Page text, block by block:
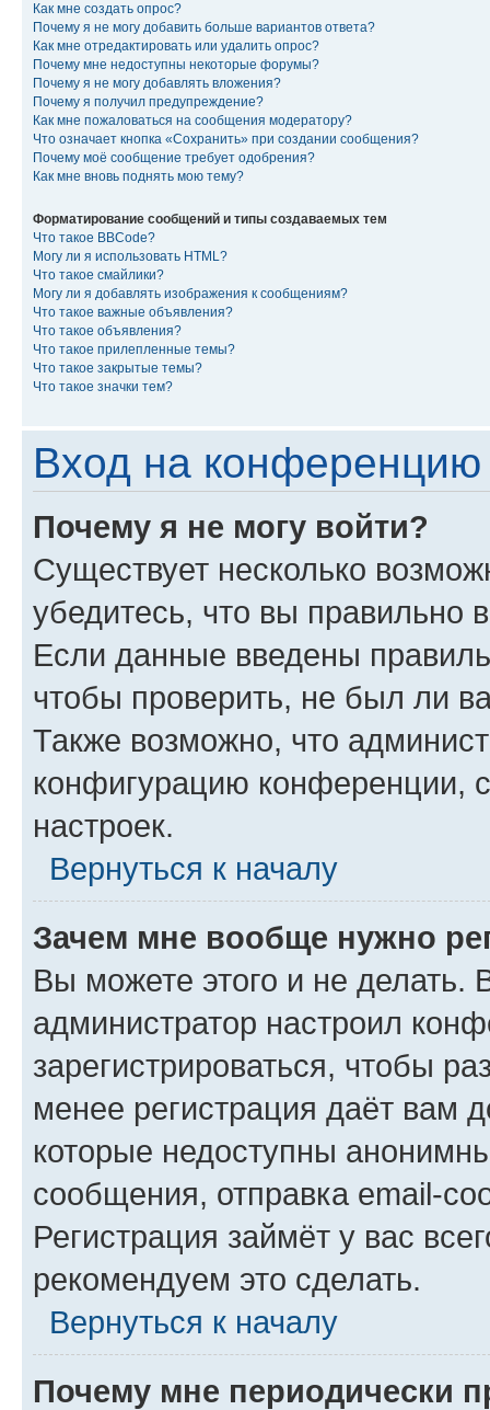
Как мне создать опрос?
Почему я не могу добавить больше вариантов ответа?
Как мне отредактировать или удалить опрос?
Почему мне недоступны некоторые форумы?
Почему я не могу добавлять вложения?
Почему я получил предупреждение?
Как мне пожаловаться на сообщения модератору?
Что означает кнопка «Сохранить» при создании сообщения?
Почему моё сообщение требует одобрения?
Как мне вновь поднять мою тему?
Форматирование сообщений и типы создаваемых тем
Что такое BBCode?
Могу ли я использовать HTML?
Что такое смайлики?
Могу ли я добавлять изображения к сообщениям?
Что такое важные объявления?
Что такое объявления?
Что такое прилепленные темы?
Что такое закрытые темы?
Что такое значки тем?
Вход на конференцию
Почему я не могу войти?
Существует несколько
убедитесь, что вы правильно
Если данные введены
чтобы проверить, не был ли
Также возможно, что
конфигурацию конференции,
настроек.
Вернуться к началу
Зачем мне вообще нужно
Вы можете этого и не делать.
администратор настроил
зарегистрироваться, чтобы
менее регистрация даёт вам
которые недоступны
сообщения, отправка email-
Регистрация займёт у вас
рекомендуем это сделать.
Вернуться к началу
Почему мне периодически